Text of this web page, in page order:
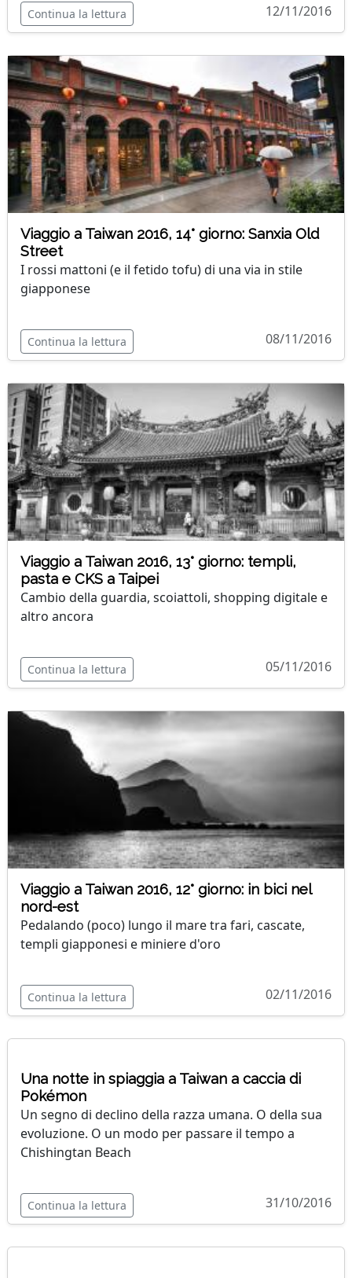
Continua la lettura 12/11/2016
Viaggio a Taiwan 2016, 14° giorno: Sanxia Old
Street
I rossi mattoni (e il fetido tofu) di una via in stile
giapponese
Continua la lettura 08/11/2016
Viaggio a Taiwan 2016, 13° giorno: templi,
pasta e CKS a Taipei
Cambio della guardia, scoiattoli, shopping digitale e
altro ancora
Continua la lettura 05/11/2016
Viaggio a Taiwan 2016, 12° giorno: in bici nel
nord-est
Pedalando (poco) lungo il mare tra fari, cascate,
templi giapponesi e miniere d'oro
Continua la lettura 02/11/2016
Una notte in spiaggia a Taiwan a caccia di
Pokémon
Un segno di declino della razza umana. O della sua
evoluzione. O un modo per passare il tempo a
Chishingtan Beach
Continua la lettura 31/10/2016